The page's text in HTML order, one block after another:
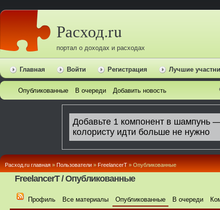
Расход.ru
портал о доходах и расходах
Главная Войти Регистрация Лучшие
Опубликованные В очереди Добавить новость
Расход.ru главная » Пользователи » FreelancerT » Опубликованные
FreelancerT / Опубликованные
Профиль Все материалы Опубликованные В очереди